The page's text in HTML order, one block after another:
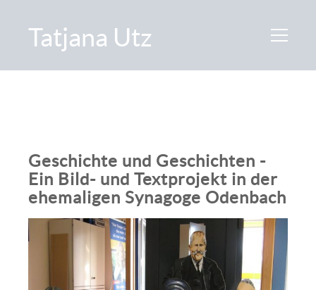
Tatjana Utz
Geschichte und Geschichten -
Ein Bild- und Textprojekt in der
ehemaligen Synagoge Odenbach